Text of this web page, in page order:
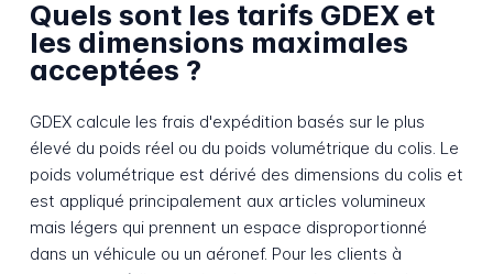
Quels sont les tarifs GDEX et
les dimensions maximales
acceptées ?
GDEX calcule les frais d'expédition basés sur le plus
élevé du poids réel ou du poids volumétrique du colis. Le
poids volumétrique est dérivé des dimensions du colis et
est appliqué principalement aux articles volumineux
mais légers qui prennent un espace disproportionné
dans un véhicule ou un aéronef. Pour les clients à